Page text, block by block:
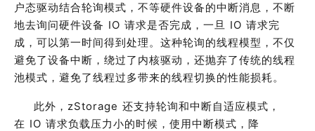
户态驱动结合轮询模式，不等硬件设备的中断消息，不断
地去询问硬件设备 IO 请求是否完成，一旦 IO 请求完
成 ， 可以第一时间得到处理。这种轮询的线程模型，不仅
避免了设备中断，绕过了内核驱动，还抛弃了传统的线程
池模式，避免了线程过多带来的线程切换的性能损耗。
此外， zStorage 还支持轮询和中断自适应模式，
在 IO 请求负载压力小的时候，使用中断模式，降